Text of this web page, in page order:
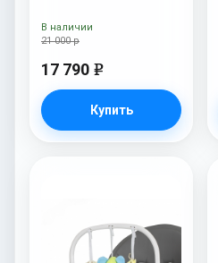
21 000 р
17 790 e
Купить
В наличии